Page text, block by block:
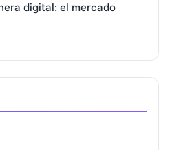
digital: el mercado